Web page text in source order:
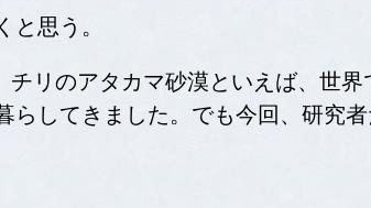
思う。
リのアタカマ砂漠といえば、世
してきました。でも今回、研究